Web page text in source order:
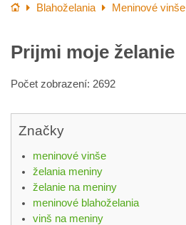
Úvod Blahoželania
Meninové vinše
Prijmi moje želanie
Počet zobrazení: 2692
Značky
meninové vinše
želania meniny
želanie na meniny
meninové blahoželania
vinš na meniny